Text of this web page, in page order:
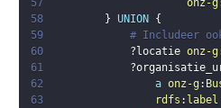
57
onz-g
58
} UNION
{
59
# Includeer
60
?locatie onz-g
61
62
a onz-g :
63
rdfs : label